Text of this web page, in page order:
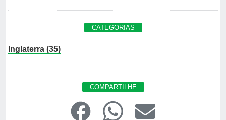
CATEGORIAS
Inglaterra (35)
COMPARTILHE